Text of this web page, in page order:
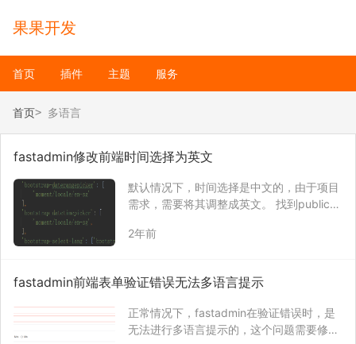
果果开发
首页 插件 主题 服务
首页 多语言
fastadmin修改前端时间选择为英文
默认情况下，时间选择是中文的，由于项目
需求，需要将其调整成英文。 找到public/a
或者public/assets/js/require-frontend.js
2年前
fastadmin前端表单验证错误无法多语言提示
正常情况下，fastadmin在验证错误时，是
无法进行多语言提示的，这个问题需要修改